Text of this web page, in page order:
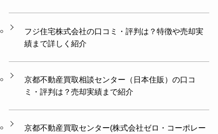
フジ住宅株式会社の口コミ・評判は？特徴や売却実
績まで詳しく紹介
京都不動産買取相談センター（日本住販）の口コ
ミ・評判は？売却実績まで紹介
京都不動産買取センター(株式会社ゼロ・コーポレー